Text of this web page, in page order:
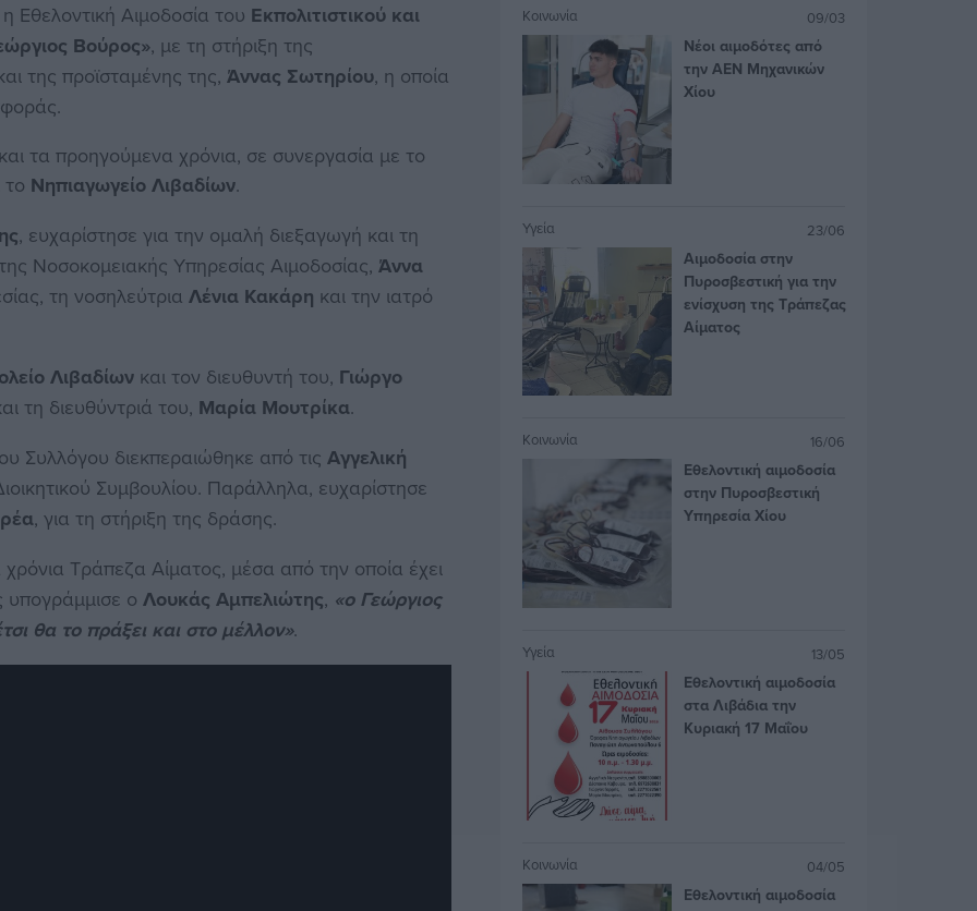
Εθελοντική Αιμοδοσία του Εκπολιτιστικού και
Βούρος», με τη στήριξη της
της προϊσταμένης της,Άννας Σωτηρίου, η οποία
τα προηγούμενα χρόνια, σε συνεργασία με το
το Νηπιαγωγείο Λιβαδίων.
, ευχαρίστησε για την ομαλή διεξαγωγή και τη
Νοσοκομειακής Υπηρεσίας Αιμοδοσίας,Άννα
τη νοσηλεύτριαΛένια Κακάρη και την ιατρό
Λιβαδίων και τον διευθυντή του, Γιώργο
τη διευθύντριά του, Μαρία Μουτρίκα.
Συλλόγου διεκπεραιώθηκε από τιςΑγγελική
Συμβουλίου. Παράλληλα, ευχαρίστησε
, για τη στήριξη της δράσης.
χρόνια Τράπεζα Αίματος, μέσα από την οποία έχει
υπογράμμισε οΛουκάς Αμπελιώτης, «ο Γεώργιος
θα το πράξει και στο μέλλον».
Κοινωνία 09/03
Νέοι αιμοδότες από
την ΑΕΝ Μηχανικών
Χίου
Υγεία 23/06
Αιμοδοσία στην
Πυροσβεστική για την
ενίσχυση της Τράπεζας
Αίματος
Κοινωνία 16/06
Εθελοντική αιμοδοσία
στην Πυροσβεστική
Υπηρεσία Χίου
Υγεία 13/05
Εθελοντική αιμοδοσία
στα Λιβάδια την
Κυριακή 17 Μαΐου
Κοινωνία 04/05
Εθελοντική αιμοδοσία